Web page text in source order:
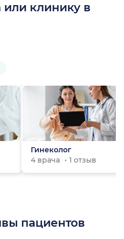
клинику в
Гинеколог
4 врача
1 отзыв
пациентов